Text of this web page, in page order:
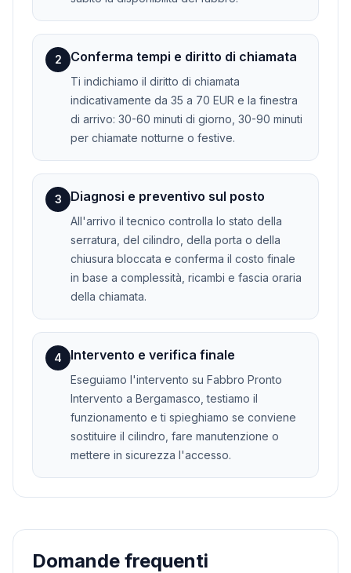
2 Conferma tempi e diritto di chiamata
Ti indichiamo il diritto di chiamata
indicativamente da 35 a 70 EUR e la finestra
di arrivo: 30-60 minuti di giorno, 30-90 minuti
per chiamate notturne o festive.
3 Diagnosi e preventivo sul posto
All'arrivo il tecnico controlla lo stato della
serratura, del cilindro, della porta o della
chiusura bloccata e conferma il costo finale
in base a complessità, ricambi e fascia oraria
della chiamata.
4 Intervento e verifica finale
Eseguiamo l'intervento su Fabbro Pronto
Intervento a Bergamasco, testiamo il
funzionamento e ti spieghiamo se conviene
sostituire il cilindro, fare manutenzione o
mettere in sicurezza l'accesso.
Domande frequenti